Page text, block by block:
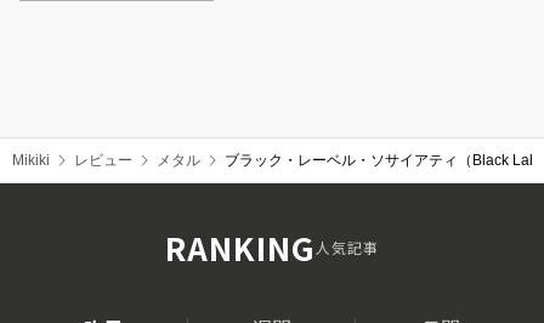
Mikiki レビュー メタル ブラック・レーベル・ソサイアティ（Black
RANKING人気記事